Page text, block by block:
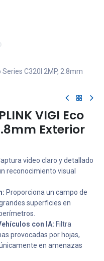
Series C320I 2MP, 2.8mm
VIGI Eco
Exterior
video claro y detallado
reconocimiento visual
Proporciona un campo de
superficies en
con IA: Filtra
provocadas por hojas,
en amenazas